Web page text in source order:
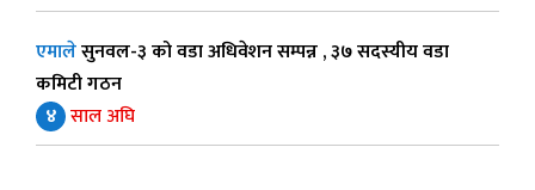
एमालेसुनवल-३ को वडा अधिवेशन सम्पन्न , ३७ सदस्यीय वडा
कमिटी गठन
४ साल अघि